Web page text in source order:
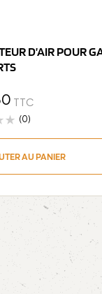
D’AIR POUR
TTC
(0)
AU PANIER